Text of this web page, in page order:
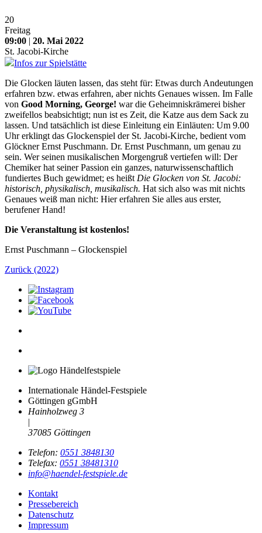
20
Freitag
09:00 | 20. Mai 2022
St. Jacobi-Kirche
Infos zur Spielstätte
Die Glocken läuten lassen, das steht für: Etwas durch Andeutungen
erfahren bzw. etwas erfahren, aber nichts Genaues wissen. Im Falle
von Good Morning, George! war die Geheimniskrämerei bisher
zweifellos beabsichtigt; nun ist es Zeit, die Katze aus dem Sack zu
lassen. Und tatsächlich ist diese Einleitung ein Einläuten: Um 9.00
Uhr erklingt das Glockenspiel der St. Jacobi-Kirche, bedient vom
Glöckner Ernst Puschmann. Dr. Ernst Puschmann, um genau zu
sein. Wer seinen musikalischen Morgengruß vertiefen will: Der
Chemiker hat seiner Passion ein ganzes, naturwissenschaftlich
fundiertes Buch gewidmet; es heißt Die Glocken von St. Jacobi:
historisch, physikalisch, musikalisch. Hat sich also was mit nichts
Genaues weiß man nicht: Hier erfahren Sie alles aus erster,
berufener Hand!
Die Veranstaltung ist kostenlos!
Ernst Puschmann – Glockenspiel
Zurück (2022)
Internationale Händel-Festspiele
Göttingen gGmbH
Hainholzweg 3
|
37085 Göttingen
Telefon: 0551 3848130
Telefax: 0551 38481310
info@haendel-festspiele.de
Kontakt
Pressebereich
Datenschutz
Impressum